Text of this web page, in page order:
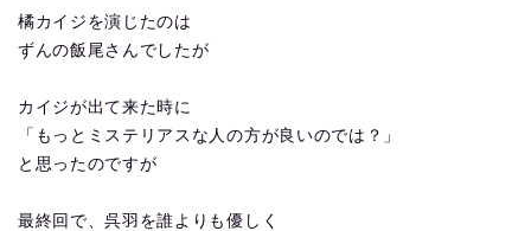
橘カイジを演じたのは
ずんの飯尾さんでしたが
カイジが出て来た時に
「もっとミステリアスな人の方が良いのでは？」
と思ったのですが
最終回で、呉羽を誰よりも優しく